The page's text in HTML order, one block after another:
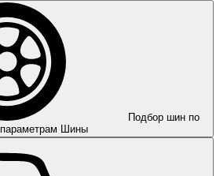
Подбор шин по
параметрам
Шины